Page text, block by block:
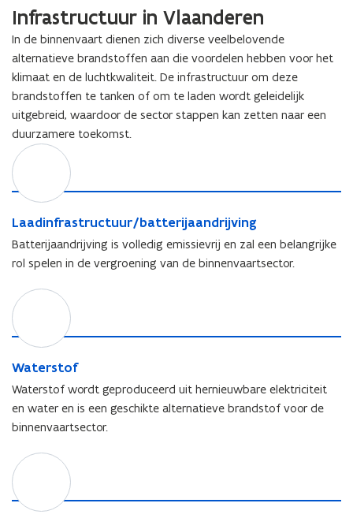
w
v
e
n
s
t
e
u
w
v
e
n
s
)
Infrastructuur in Vlaanderen
In de binnenvaart dienen zich diverse veelbelovende
alternatieve brandstoffen aan die voordelen hebben voor het
klimaat en de luchtkwaliteit. De infrastructuur om deze
brandstoffen te tanken of om te laden wordt geleidelijk
uitgebreid, waardoor de sector stappen kan zetten naar een
duurzamere toekomst.
a
a
i
f
r
s
t
r
c
t
u
r
b
a
t
Laadinfrastructuur/batterijaandrijving
L
a
d
n
f
r
s
t
r
u
c
u
u
r
Batterijaandrijving is volledig emissievrij en zal een belangrijke
rol spelen in de vergroening van de binnenvaartsector.
W
a
t
r
t
o
f
Waterstof
W
a
e
r
t
o
f
Waterstof wordt geproduceerd uit hernieuwbare elektriciteit
en water en is een geschikte alternatieve brandstof voor de
binnenvaartsector.
M
e
t